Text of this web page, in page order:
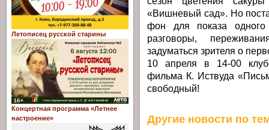
«Вишневый сад». Но
фон для показа
разговоры,
задуматься зрителя о
10 апреля в 14-00
фильма К. Иствуда
свободный!
Другие новости по
Летописец русской старины
Концертная программа «Летнее
настроение»